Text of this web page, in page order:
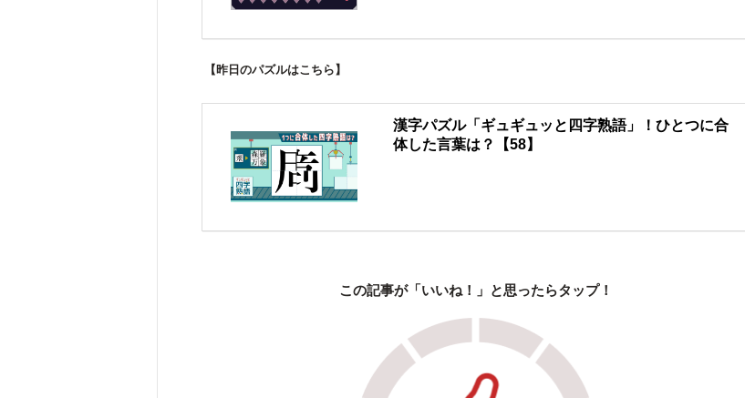
【昨日のパズルはこちら】
漢字パズル「ギュギュッと四字熟語」！ひとつに合
体した言葉は？【58】
この記事が「いいね！」と思ったらタップ！